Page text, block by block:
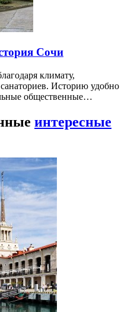
Сочи
климату,
Историю удобно
общественные…
интересные